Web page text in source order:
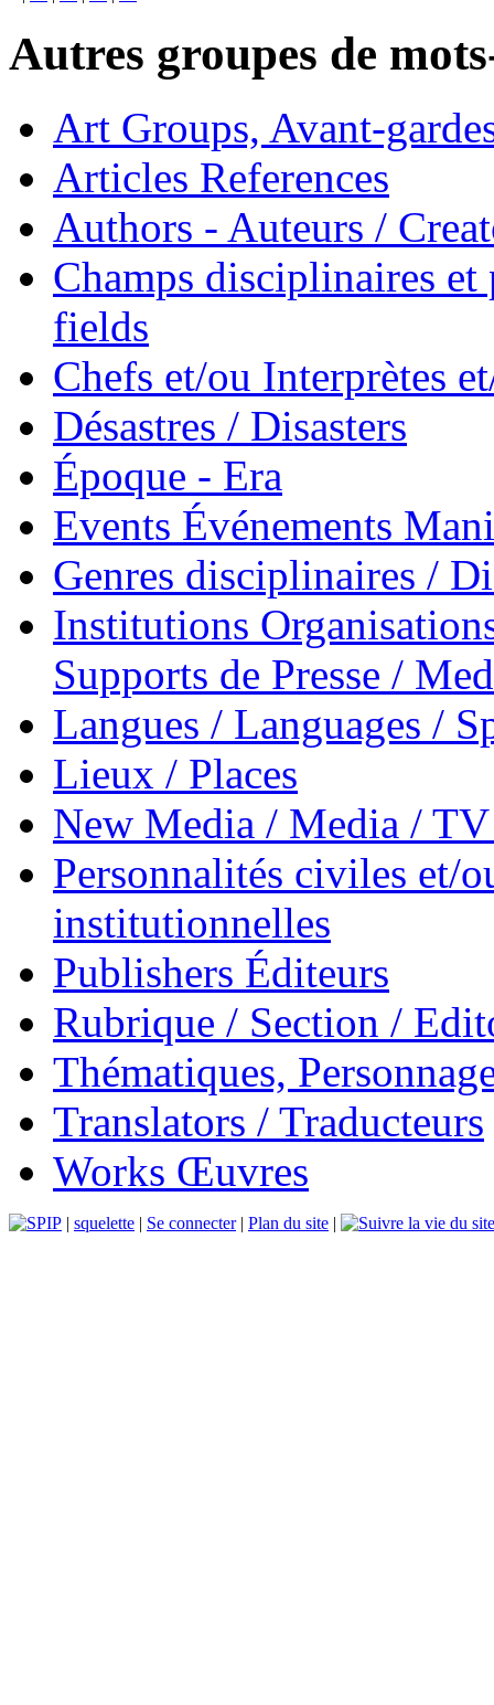
Autres groupes de
Art Groups, Avant-
Articles References
Authors - Auteurs /
Champs disciplinaires
fields
Chefs et/ou Interprètes
Désastres / Disasters
Époque - Era
Events Événements
Genres disciplinaires /
Institutions
Supports de Presse /
Langues / Languages /
Lieux / Places
New Media / Media /
Personnalités civiles et/
institutionnelles
Publishers Éditeurs
Rubrique / Section /
Thématiques,
Translators / Traducteurs
Works Œuvres
| squelette | Se connecter| Plan du site |